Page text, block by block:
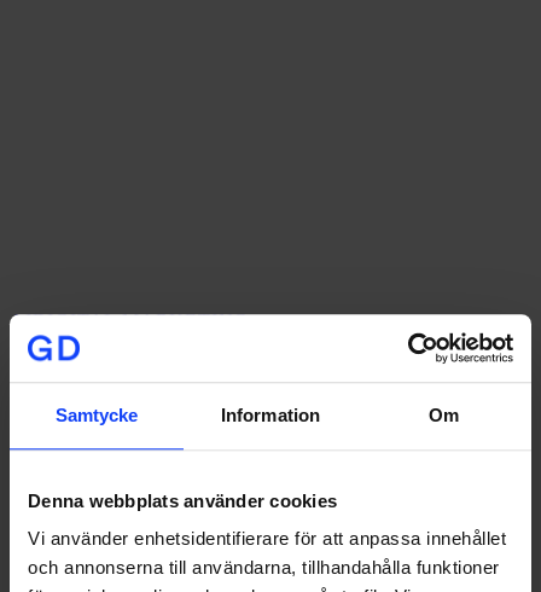
Samtycke Information Om
Denna webbplats använder cookies
Vi använder enhetsidentifierare för att anpassa innehållet
och annonserna till användarna, tillhandahålla funktioner
AIDIGITAL MARKETINGHär
mest
avgörande
trender
marknadsföring
hittills
Här är 2026 mest avgörande trender inom digital
Emma Andersdotter2026-07-01